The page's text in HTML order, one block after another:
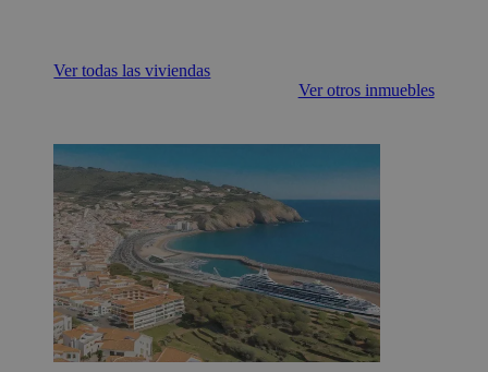
Ver todas las viviendas
Ver otros inmuebles